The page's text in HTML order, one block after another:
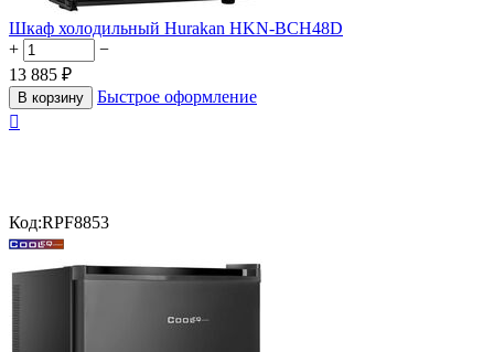
Шкаф холодильный Hurakan HKN-BCH48D
+
−
13 885 ₽
В корзину
Быстрое оформление

Код:RPF8853